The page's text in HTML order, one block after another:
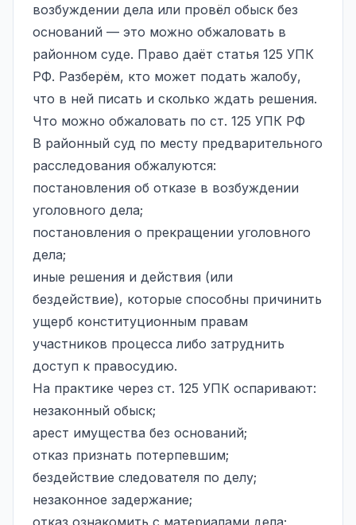
возбуждении дела или провёл обыск без
оснований — это можно обжаловать в
районном суде. Право даёт статья 125 УПК
РФ. Разберём, кто может подать жалобу,
что в ней писать и сколько ждать решения.
Что можно обжаловать по ст. 125 УПК РФ
В районный суд по месту предварительного
расследования обжалуются:
постановления об отказе в возбуждении
уголовного дела;
постановления о прекращении уголовного
дела;
иные решения и действия (или
бездействие), которые способны причинить
ущерб конституционным правам
участников процесса либо затруднить
доступ к правосудию.
На практике через ст. 125 УПК оспаривают:
незаконный обыск;
арест имущества без оснований;
отказ признать потерпевшим;
бездействие следователя по делу;
незаконное задержание;
отказ ознакомить с материалами дела;